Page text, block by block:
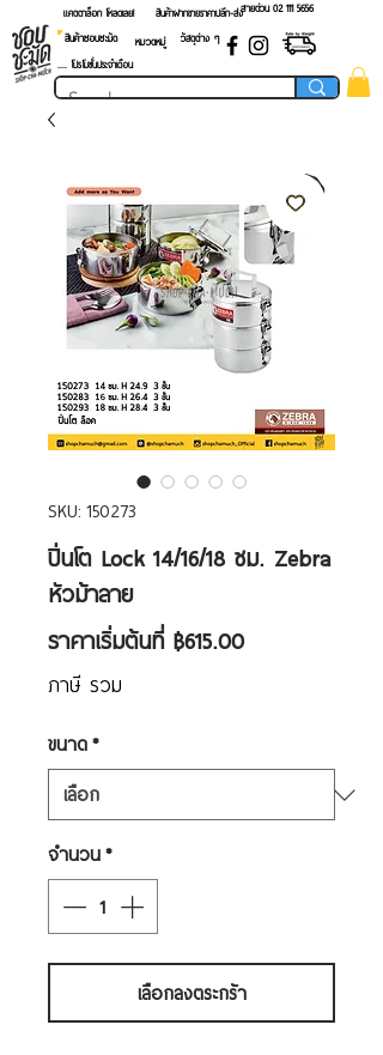
แคตตาล็อก โหลดเลย! สายด่วน 02 ​111 5656
สินค้าฝากขายราคาปลีก-ส่ง
สินค้าชอบชะมัด
หมวดหมู่
วัสดุต่าง ๆ
.... โปรโมชั่นประจำเดือน
SKU: 150273
ปิ่นโต Lock 14/16/18 ซม. Zebra
หัวม้าลาย
ราคาเริ่มต้นที่ ฿615.00ราคา
ภาษี รวม
ขนาด*
จำนวน*
เลือกลงตระกร้า